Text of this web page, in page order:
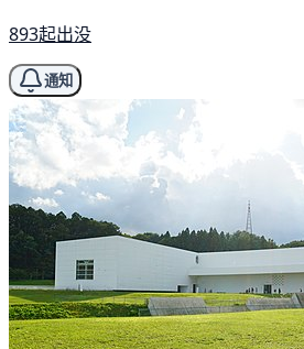
893起出没
通知